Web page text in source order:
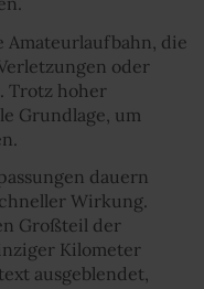
Amateurlaufbahn, die
oder
Trotz hoher
Grundlage, um
dauern
Wirkung.
Großteil der
Kilometer
ausgeblendet,